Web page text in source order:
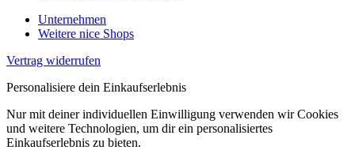
Unternehmen
Weitere nice Shops
Vertrag widerrufen
Personalisiere dein Einkaufserlebnis
Nur mit deiner individuellen Einwilligung verwenden wir Cookies
und weitere Technologien, um dir ein personalisiertes
Einkaufserlebnis zu bieten.